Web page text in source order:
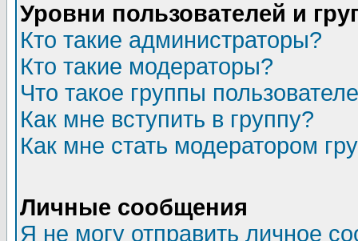
Уровни пользователей и
Кто такие администраторы?
Кто такие модераторы?
Что такое группы
Как мне вступить в группу?
Как мне стать модератором
Личные сообщения
Я не могу отправить личное